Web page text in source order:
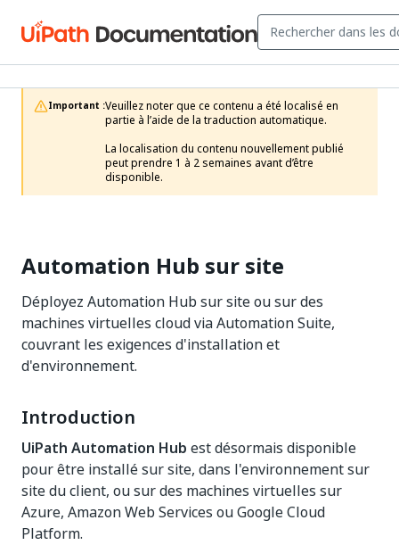
Important :Veuillez noter que ce contenu a été localisé en
partie à l’aide de la traduction automatique.
La localisation du contenu nouvellement publié
peut prendre 1 à 2 semaines avant d’être
disponible.
Automation Hub sur site
Déployez Automation Hub sur site ou sur des
machines virtuelles cloud via Automation Suite,
couvrant les exigences d'installation et
d'environnement.
Introduction
UiPath Automation Hub est désormais disponible
pour être installé sur site, dans l'environnement sur
site du client, ou sur des machines virtuelles sur
Azure, Amazon Web Services ou Google Cloud
Platform​.